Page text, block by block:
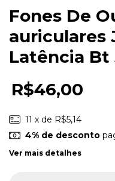
Fones De
auriculares
Latência Bt
R$46,00
11 x de R$5,14
4% de desconto
Ver mais detalhes